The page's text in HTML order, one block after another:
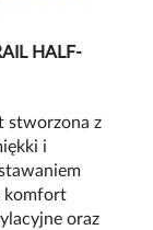
HALF-
stworzona z
i
komfort
oraz